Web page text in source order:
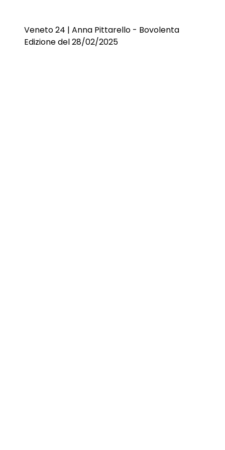
Veneto 24 | Anna Pittarello - Bovolenta
Edizione del 28/02/2025